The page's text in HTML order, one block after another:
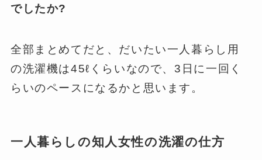
でしたか?
全部まとめてだと、だいたい一人暮らし用
の洗濯機は45ℓくらいなので、3日に一回く
らいのペースになるかと思います。
一人暮らしの知人女性の洗濯の仕方